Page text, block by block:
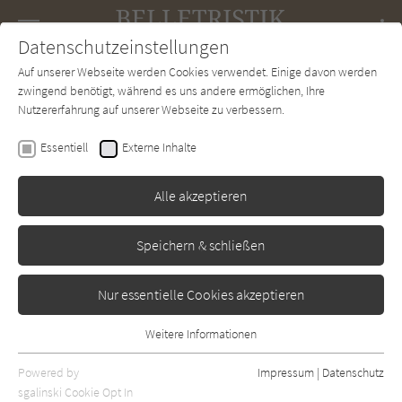
SUCHE Forum Charts Newsletter
Frank Goosen
Die schlimme Zeit zwischen
Aufstehen und Hinlegen
Rowohlt
Datenschutzeinstellungen
Auf unserer Webseite werden Cookies verwendet. Einige davon werden
zwingend benötigt, während es uns andere ermöglichen, Ihre
Nutzererfahrung auf unserer Webseite zu verbessern.
Essentiell Externe Inhalte
Alle akzeptieren
Speichern & schließen
Nur essentielle Cookies akzeptieren
Essentielle Cookies werden für grundlegende Funktionen der
Webseite benötigt. Dadurch ist gewährleistet, dass die Webseite
Weitere Informationen
Powered by
sgalinski Cookie Opt In
Impressum | Datenschutz